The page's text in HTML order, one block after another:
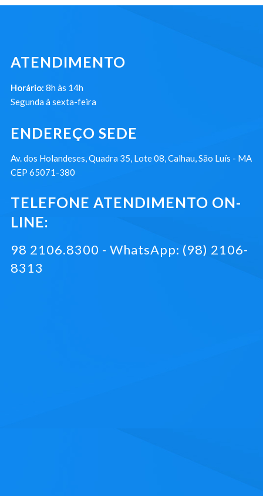
ATENDIMENTO
Horário: 8h às 14h
Segunda à sexta-feira
ENDEREÇO SEDE
Av. dos Holandeses, Quadra 35, Lote 08, Calhau, São Luís - MA
CEP 65071-380
TELEFONE ATENDIMENTO ON-
LINE:
98 2106.8300 - WhatsApp: (98) 2106-
8313